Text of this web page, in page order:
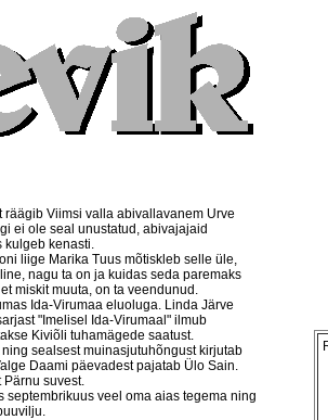
räägib Viimsi valla abivallavanem Urve
ei ole seal unustatud, abivajajaid
kulgeb kenasti.
liige Marika Tuus mõtiskleb selle üle,
nagu ta on ja kuidas seda paremaks
miskit muuta, on ta veendunud.
Ida-Virumaa eluoluga. Linda Järve
"Imelisel Ida-Virumaal" ilmub
Kiviõli tuhamägede saatust.
sealsest muinasjutuhõngust kirjutab
Daami päevadest pajatab Ülo Sain.
Pärnu suvest.
septembrikuus veel oma aias tegema ning